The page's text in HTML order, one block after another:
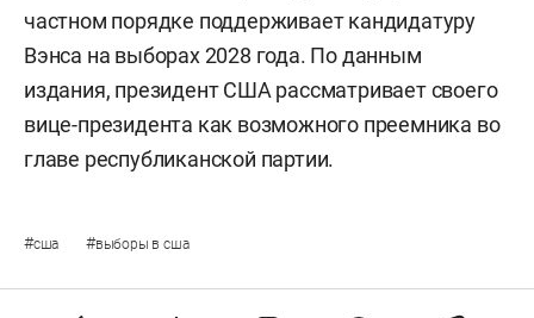
частном порядке поддерживает кандидатуру
Вэнса на выборах 2028 года. По данным
издания, президент США рассматривает своего
вице-президента как возможного преемника во
главе республиканской партии.
#сша #выборы в сша